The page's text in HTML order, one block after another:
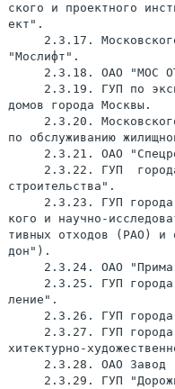
ского и проектного
ект".
2.3.17.
"Мослифт".
2.3.18. ОАО "МОС
2.3.19. ГУП по
домов города Москвы.
2.3.20.
по обслуживанию
2.3.21. ОАО
2.3.22. ГУП
строительства".
2.3.23. ГУП
кого и научно-
тивных отходов (РАО)
дон").
2.3.24. ОАО
2.3.25. ГУП
ление".
2.3.26. ГУП
2.3.27. ГУП
хитектурно-
2.3.28. ОАО Завод
2.3.29. ГУП